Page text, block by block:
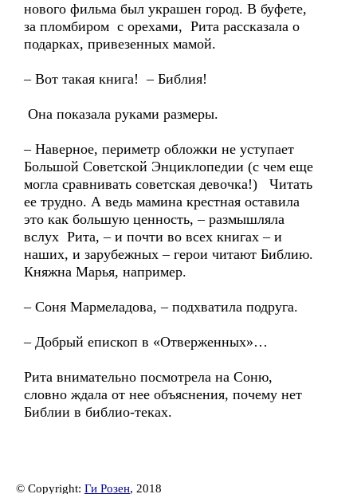
нового фильма был украшен город. В буфете,
за пломбиром с орехами, Рита рассказала о
подарках, привезенных мамой.
– Вот такая книга! – Библия!
Она показала руками размеры.
– Наверное, периметр обложки не уступает
Большой Советской Энциклопедии (с чем еще
могла сравнивать советская девочка!) Читать
ее трудно. А ведь мамина крестная оставила
это как большую ценность, – размышляла
вслух Рита, – и почти во всех книгах – и
наших, и зарубежных – герои читают Библию.
Княжна Марья, например.
– Соня Мармеладова, – подхватила подруга.
– Добрый епископ в «Отверженных»…
Рита внимательно посмотрела на Соню,
словно ждала от нее объяснения, почему нет
Библии в библио-теках.
© Copyright: Ги Розен, 2018